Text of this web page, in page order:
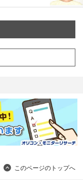
このページのトップへ